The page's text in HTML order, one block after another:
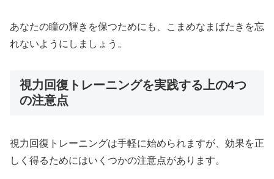
あなたの瞳の輝きを保つためにも、こまめなまばたきを忘
れないようにしましょう。
視力回復トレーニングを実践する上の4つ
の注意点
視力回復トレーニングは手軽に始められますが、効果を正
しく得るためにはいくつかの注意点があります。